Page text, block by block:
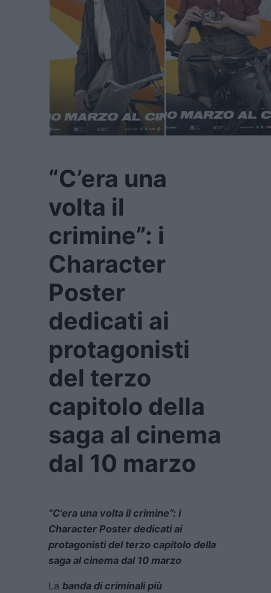
“C’era una
volta il
crimine”: i
Character
Poster
dedicati ai
protagonisti
del terzo
capitolo della
saga al cinema
dal 10 marzo
“C’era una volta il crimine”: i
Character Poster dedicati ai
protagonisti del terzo capitolo della
saga al cinema dal 10 marzo
La banda di criminali più